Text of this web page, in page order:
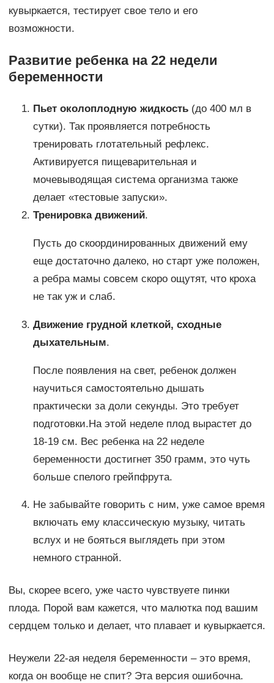
кувыркается, тестирует свое тело и его
возможности.
Развитие ребенка на 22 недели
беременности
Пьет околоплодную жидкость(до 400 мл в
сутки). Так проявляется потребность
тренировать глотательный рефлекс.
Активируется пищеварительная и
мочевыводящая система организма также
делает «тестовые запуски».
Тренировка движений.
Пусть до скоординированных движений ему
еще достаточно далеко, но старт уже положен,
а ребра мамы совсем скоро ощутят, что кроха
не так уж и слаб.
Движение грудной клеткой, сходные
дыхательным.
После появления на свет, ребенок должен
научиться самостоятельно дышать
практически за доли секунды. Это требует
подготовки.На этой неделе плод вырастет до
18-19 см. Вес ребенка на 22 неделе
беременности достигнет 350 грамм, это чуть
больше спелого грейпфрута.
Не забывайте говорить с ним, уже самое время
включать ему классическую музыку, читать
вслух и не бояться выглядеть при этом
немного странной.
Вы, скорее всего, уже часто чувствуете пинки
плода. Порой вам кажется, что малютка под вашим
сердцем только и делает, что плавает и кувыркается.
Неужели 22-ая неделя беременности – это время,
когда он вообще не спит? Эта версия ошибочна.